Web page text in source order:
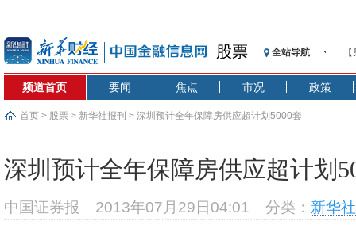
股票 全站导航
记
央
沥
频道首页 要闻 焦点 市况 政策
首页 > 股票 > 新华社报刊 > 深圳预计全年保障房供应超计划5000套
深圳预计全年保障房供应超计划
中国证券报 2013年07月29日04:01 分类： 新华